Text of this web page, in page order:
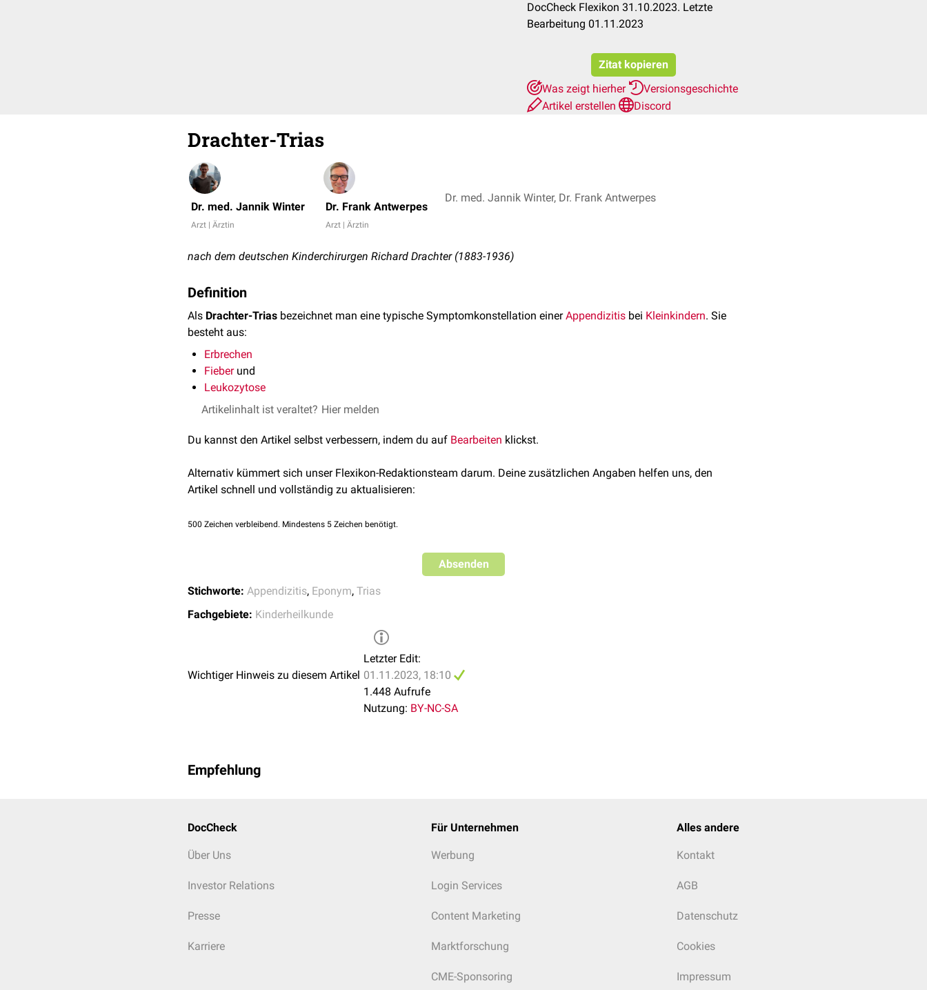
DocCheck Flexikon 31.10.2023. Letzte
Bearbeitung 01.11.2023
Zitat kopieren
Was zeigt hierher
Versionsgeschichte
Artikel erstellen
Discord
Drachter-Trias
Dr. med. Jannik Winter
Arzt | Ärztin
Dr. Frank Antwerpes
Arzt | Ärztin
Dr. med. Jannik Winter, Dr. Frank Antwerpes
nach dem deutschen Kinderchirurgen Richard Drachter (1883-1936)
Definition
Als Drachter-Trias bezeichnet man eine typische Symptomkonstellation einerAppendizitis bei Kleinkindern. Sie
besteht aus:
Erbrechen
Fieberund
Leukozytose
Artikelinhalt ist veraltet? Hier melden
Du kannst den Artikel selbst verbessern, indem du auf Bearbeiten klickst.
Alternativ kümmert sich unser Flexikon-Redaktionsteam darum. Deine zusätzlichen Angaben helfen uns, den
Artikel schnell und vollständig zu aktualisieren:
500 Zeichen verbleibend. Mindestens 5 Zeichen benötigt.
Absenden
Stichworte: Appendizitis, Eponym, Trias
Fachgebiete: Kinderheilkunde
Wichtiger Hinweis zu diesem Artikel
Letzter Edit:
01.11.2023, 18:10
1.448 Aufrufe
Nutzung: BY-NC-SA
Empfehlung
DocCheck
Über Uns
Investor Relations
Presse
Karriere
Für Unternehmen
Werbung
Login Services
Content Marketing
Marktforschung
CME-Sponsoring
Alles andere
Kontakt
AGB
Datenschutz
Cookies
Impressum